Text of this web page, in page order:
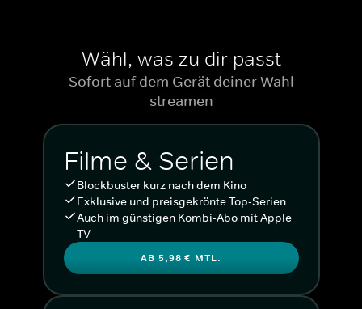
Wähl, was zu dir passt
Sofort auf dem Gerät deiner Wahl
streamen
Filme & Serien
Blockbuster kurz nach dem Kino
Exklusive und preisgekrönte Top-Serien
Auch im günstigen Kombi-Abo mit Apple
TV
AB 5,98 € MTL.